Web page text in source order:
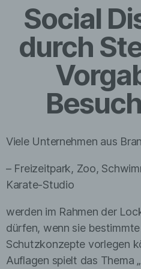
Social
durch
Viele Unternehmen aus
– Freizeitpark, Zoo,
Karate-Studio
werden im Rahmen der
dürfen, wenn sie
Schutzkonzepte vorlegen
Auflagen spielt das Thema